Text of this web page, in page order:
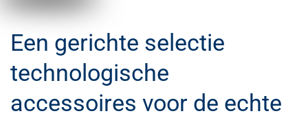
Een gerichte selectie
technologische
accessoires voor de echte